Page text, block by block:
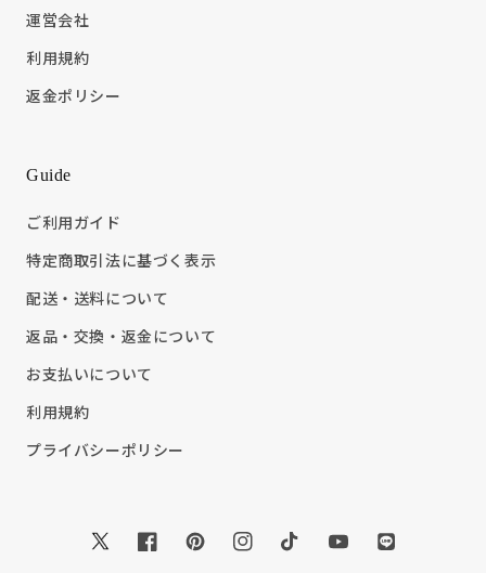
運営会社
利用規約
返金ポリシー
Guide
ご利用ガイド
特定商取引法に基づく表示
配送・送料について
返品・交換・返金について
お支払いについて
利用規約
プライバシーポリシー
TwitterFacebookPinterestInstagramTikTokYouTubeTranslation